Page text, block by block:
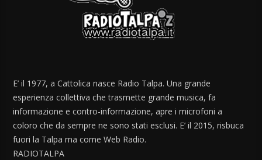
E’ il 1977, a Cattolica nasce Radio Talpa. Una grande
esperienza collettiva che trasmette grande musica, fa
informazione e contro-informazione, apre i microfoni a
coloro che da sempre ne sono stati esclusi. E’ il 2015, risbuca
fuori la Talpa ma come Web Radio.
RADIOTALPA